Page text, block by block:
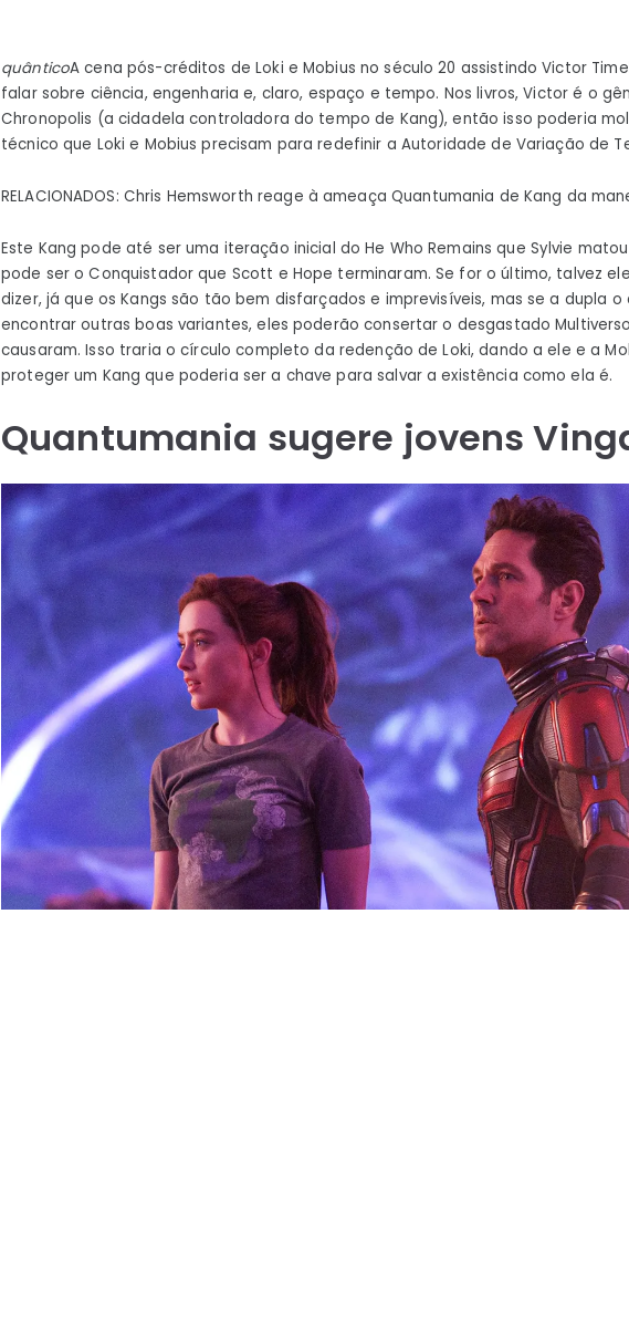
quânticoA cena pós-créditos de Loki e Mobius no século 20 assistindo Victor
falar sobre ciência, engenharia e, claro, espaço e tempo. Nos livros, Victor é o
Chronopolis (a cidadela controladora do tempo de Kang), então isso poderia
técnico que Loki e Mobius precisam para redefinir a Autoridade de Variação de
RELACIONADOS: Chris Hemsworth reage à ameaça Quantumania de Kang da
Este Kang pode até ser uma iteração inicial do He Who Remains que Sylvie
pode ser o Conquistador que Scott e Hope terminaram. Se for o último, talvez
dizer, já que os Kangs são tão bem disfarçados e imprevisíveis, mas se a dupla
encontrar outras boas variantes, eles poderão consertar o desgastado
causaram. Isso traria o círculo completo da redenção de Loki, dando a ele e a
proteger um Kang que poderia ser a chave para salvar a existência como ela é.
Quantumania sugere jovens